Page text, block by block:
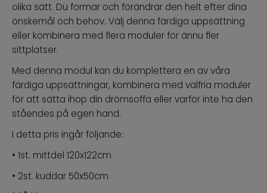
olika sätt. Du formar och förändrar den helt efter dina
önskemål och behov. Välj denna färdiga uppsättning
eller kombinera med flera moduler för ännu fler
sittplatser.
Med denna modul kan du komplettera en av våra
färdiga uppsättningar, kombinera med valfria moduler
för att sätta ihop din drömsoffa eller varför inte ha den
ståendes på egen hand.
I detta pris ingår följande:
• 1st. mittdel 120x122cm
• 2st. kuddar 50x50cm